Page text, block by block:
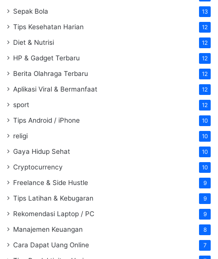
Sepak Bola 13
Tips Kesehatan Harian 12
Diet & Nutrisi 12
HP & Gadget Terbaru 12
Berita Olahraga Terbaru 12
Aplikasi Viral & Bermanfaat 12
sport 12
Tips Android / iPhone 10
religi 10
Gaya Hidup Sehat 10
Cryptocurrency 10
Freelance & Side Hustle 9
Tips Latihan & Kebugaran 9
Rekomendasi Laptop / PC 9
Manajemen Keuangan 8
Cara Dapat Uang Online 7